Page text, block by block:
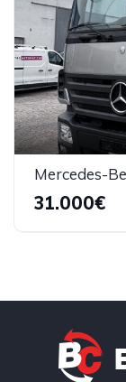
31.000€